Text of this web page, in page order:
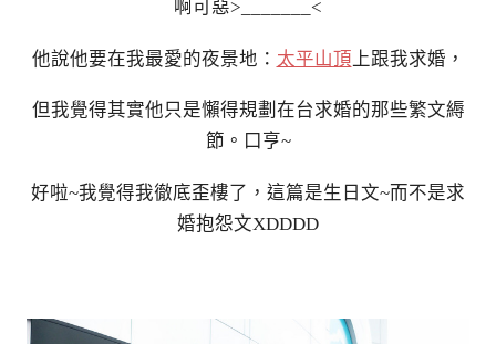
啊可惡>_______<
他說他要在我最愛的夜景地： 太平山頂 上跟我求婚，
但我覺得其實他只是懶得規劃在台求婚的那些繁文縟
節。口亨~
好啦~我覺得我徹底歪樓了，這篇是生日文~而不是求
婚抱怨文XDDDD